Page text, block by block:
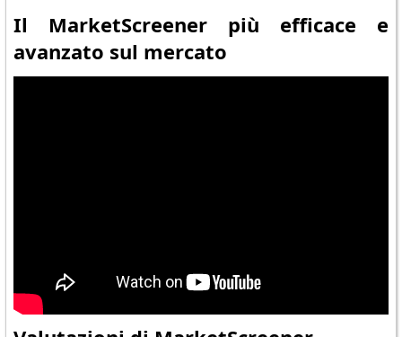
Il MarketScreener più efficace e
avanzato sul mercato